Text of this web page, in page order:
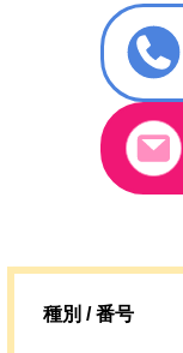
種別 / 番号